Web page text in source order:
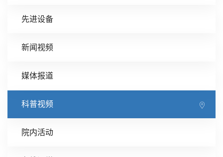
先进设备
新闻视频
媒体报道
科普视频
院内活动